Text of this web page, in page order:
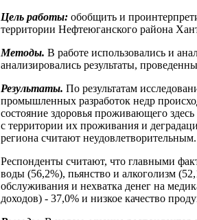
Цель работы: обобщить и
территории Нефтеюганского района
Методы. В работе использовались и
анализировались результаты,
Результаты. По результатам
промышленных разработок недр
состояние здоровья проживающего
с территории их проживания и
региона считают неудовлетворительным.
Респонденты считают, что главными
воды (56,2%), пьянство и алкоголизм
обслуживания и нехватка денег на
доходов) - 37,0% и низкое качество